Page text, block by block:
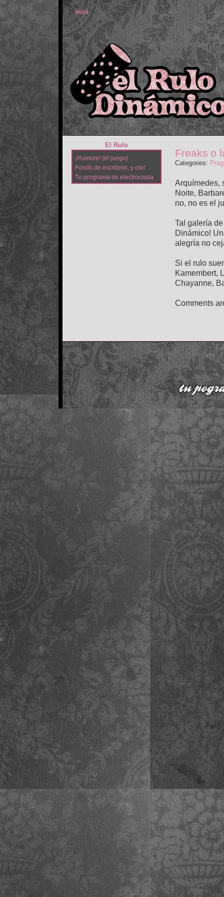
inici
Freaks o
Categories:
Arquímedes,
Noite,
no, no es el
Tal galería
Dinámico!
alegría no
Si el rulo
Kamembert,
Chayanne,
Comments
El Rulo
¡Rumore! (el juego)
Fondo de escritorio, y olé!
Tu programa de electrocopla